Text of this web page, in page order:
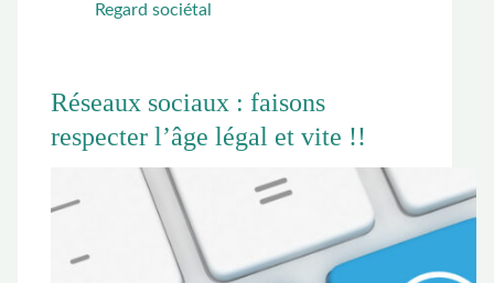
Regard sociétal
Réseaux sociaux : faisons
respecter l’âge légal et vite !!